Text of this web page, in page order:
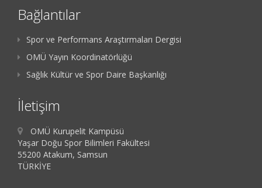
Bağlantılar
Spor ve Performans Araştırmaları Dergisi
OMÜ Yayın Koordinatörlüğü
Sağlık Kültür ve Spor Daire Başkanlığı
İletişim
OMÜ Kurupelit Kampüsü
Yaşar Doğu Spor Bilimleri Fakültesi
55200 Atakum, Samsun
TÜRKİYE